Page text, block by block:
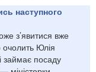
наступного
з’явитися вже
очолить Юлія
займає посаду